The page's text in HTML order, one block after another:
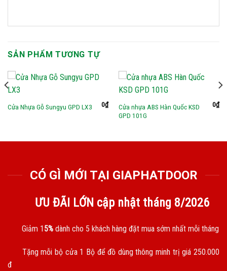
SẢN PHẨM TƯƠNG TỰ
Cửa Nhựa Gỗ Sungyu GPD LX3 0₫
Cửa nhựa ABS Hàn Quốc KSD
GPD 101G
0₫
CÓ GÌ MỚI TẠI GIAPHATDOOR
ƯU ĐÃI LỚN cập nhật tháng 8/2026
Giảm 1 5% dành cho 5 khách hàng đặt mua sớm nhất mỗi tháng
Tặng mỗi bộ cửa 1 Bộ để đồ dùng thông minh trị giá 250.000
đ